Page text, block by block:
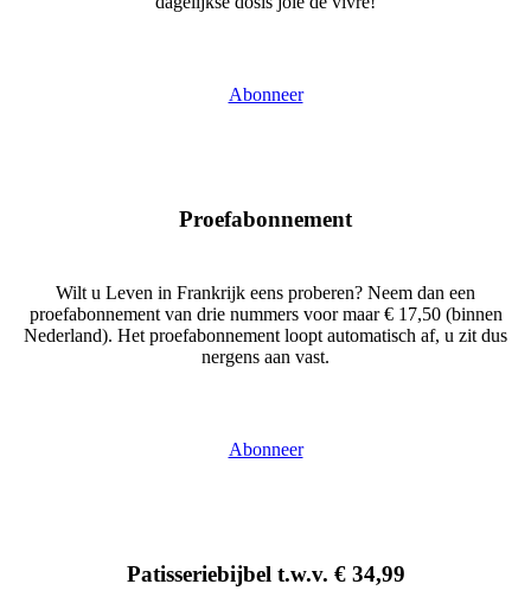
Dit jaarabonnement op Leven in Frankrijk (6 edities) kost € 44. Als
Abonneer
Proefabonnement
Wilt u Leven in Frankrijk eens proberen? Neem dan een
proefabonnement van drie nummers voor maar € 17,50 (binnen
Nederland). Het proefabonnement loopt automatisch af, u zit dus
nergens aan vast.
…
Abonneer
Patisseriebijbel t.w.v. € 34,99